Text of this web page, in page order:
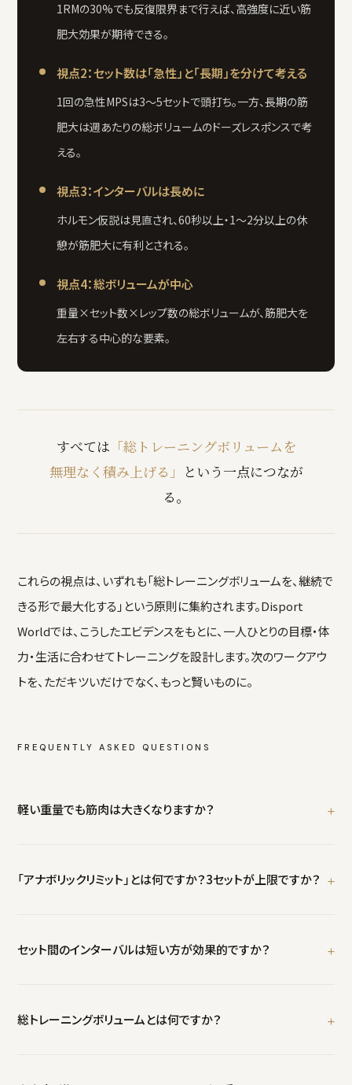
1RMの30%でも反復限界まで行えば、高強度に近い筋
肥大効果が期待できる。
視点2：セット数は「急性」と「長期」を分けて考える
1回の急性MPSは3〜5セットで頭打ち。一方、長期の筋
肥大は週あたりの総ボリュームのドーズレスポンスで考
える。
視点3：インターバルは長めに
ホルモン仮説は見直され、60秒以上・1〜2分以上の休
憩が筋肥大に有利とされる。
視点4：総ボリュームが中心
重量×セット数×レップ数の総ボリュームが、筋肥大を
左右する中心的な要素。
すべては 「総トレーニングボリュームを
無理なく積み上げる」 という一点につなが
る。
これらの視点は、いずれも「総トレーニングボリュームを、継続で
きる形で最大化する」という原則に集約されます。Disport
Worldでは、こうしたエビデンスをもとに、一人ひとりの目標・体
力・生活に合わせてトレーニングを設計します。次のワークアウ
トを、ただキツいだけでなく、もっと賢いものに。
FREQUENTLY ASKED QUESTIONS
軽い重量でも筋肉は大きくなりますか？
近い筋肥大効果が期待できます。ただし「軽いから効く」のではなく
「アナボリックリミット」とは何ですか？3セットが上限ですか？
ットあたりで頭打ちになる現象です。ただしこれは「急性反応」の話
傾向（収穫逓減はあり）が示されています。1回のセット数と週の総ボ
セット間のインターバルは短い方が効果的ですか？
タアナリシス（Singerら）では、60秒以上の休憩が筋肥大にやや有利
総トレーニングボリュームとは何ですか？